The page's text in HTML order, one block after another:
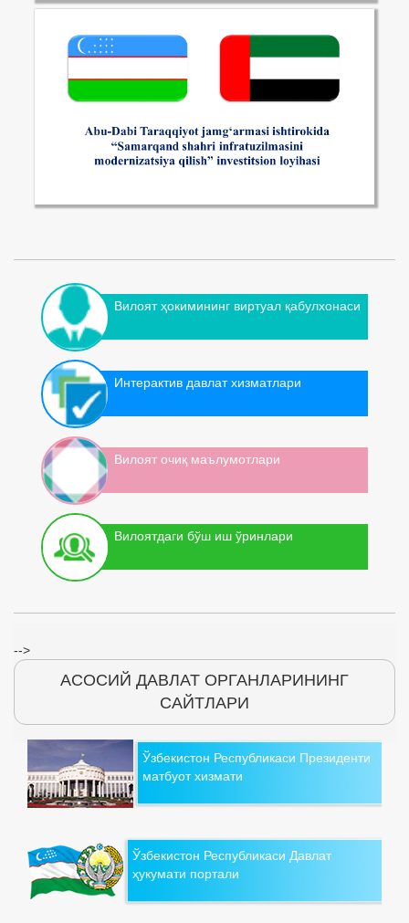
Вилоят ҳокимининг виртуал қабулхонаси
Интерактив давлат хизматлари
Вилоят очиқ маълумотлари
Вилоятдаги бўш иш ўринлари
-->
АСОСИЙ ДАВЛАТ ОРГАНЛАРИНИНГ
САЙТЛАРИ
Ўзбекистон Республикаси Президенти
матбуот хизмати
Ўзбекистон Республикаси Давлат
ҳукумати портали